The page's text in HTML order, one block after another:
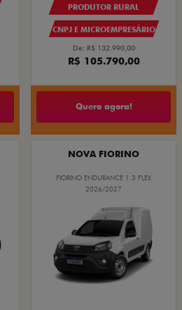
PRODUTOR RURAL
CNPJ E MICROEMPRESÁRIO
De: R$ 132.990,00
R$ 105.790,00
Quero agora!
NOVA FIORINO
FIORINO ENDURANCE 1.3 FLEX
2026/2027